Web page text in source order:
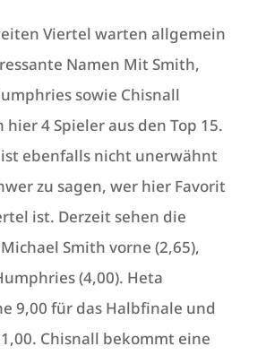
Viertel warten allgemein
Namen Mit Smith,
sowie Chisnall
4 Spieler aus den Top 15.
ebenfalls nicht unerwähnt
zu sagen, wer hier Favorit
ist. Derzeit sehen die
Smith vorne (2,65),
(4,00). Heta
9,00 für das Halbfinale und
Chisnall bekommt eine